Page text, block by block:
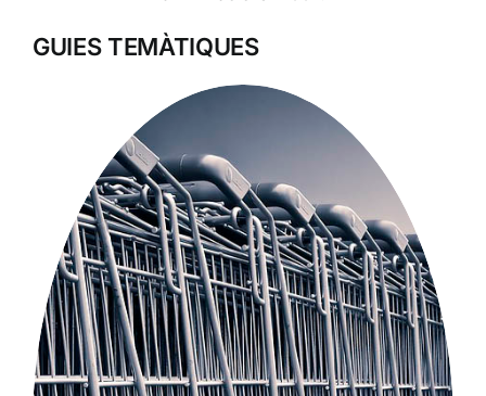
GUIES TEMÀTIQUES